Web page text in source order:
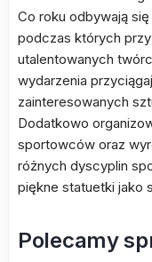
Co roku odbywają
podczas których
utalentowanych
wydarzenia
zainteresowanych
Dodatkowo
sportowców oraz
różnych dyscyplin
piękne statuetki jako
Polecamy